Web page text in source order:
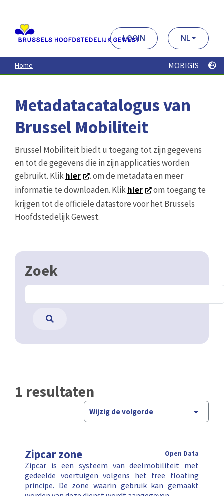
contenu
principal
LOGIN NL
Home MOBIGIS
Metadatacatalogus van
Brussel Mobiliteit
Brussel Mobiliteit biedt u toegang tot zijn gegevens
en tot de gegevens die in zijn applicaties worden
gebruikt. Klikhier
. om de metadata en meer
informatie te downloaden. Klikhier
om toegang te
krijgen tot de officiële datastore voor het Brussels
Hoofdstedelijk Gewest.
Zoek
1 resultaten
Wijzig de volgorde
Zipcar zone Open Data
Zipcar is een systeem van deelmobiliteit met
gedeelde voertuigen volgens het free floating
principe. De zone waarin gebruik kan gemaakt